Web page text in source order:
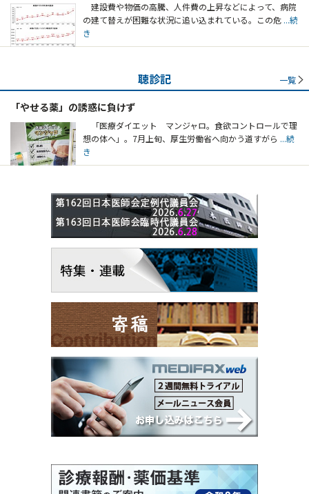
建設費や物価の高騰、人件費の上昇などによって、病院
の建て替えが困難な状況に追い込まれている。この危 ...続
き
聴診記 一覧
「やせる薬」の誘惑に負けず
「医療ダイエット マンジャロ。食欲コントロールで理
想の体へ」。7月上旬、厚生労働省へ向かう道すがら ...続
き